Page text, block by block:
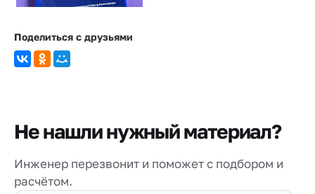
Поделиться с друзьями
Не нашли нужный материал?
Инженер перезвонит и поможет с подбором и
расчётом.